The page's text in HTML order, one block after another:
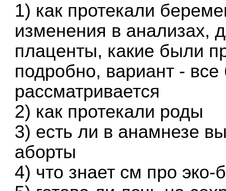
1) как протекали
изменения в анализах,
плаценты, какие были
подробно, вариант -
рассматривается
2) как протекали роды
3) есть ли в анамнезе
аборты
4) что знает см про эко-